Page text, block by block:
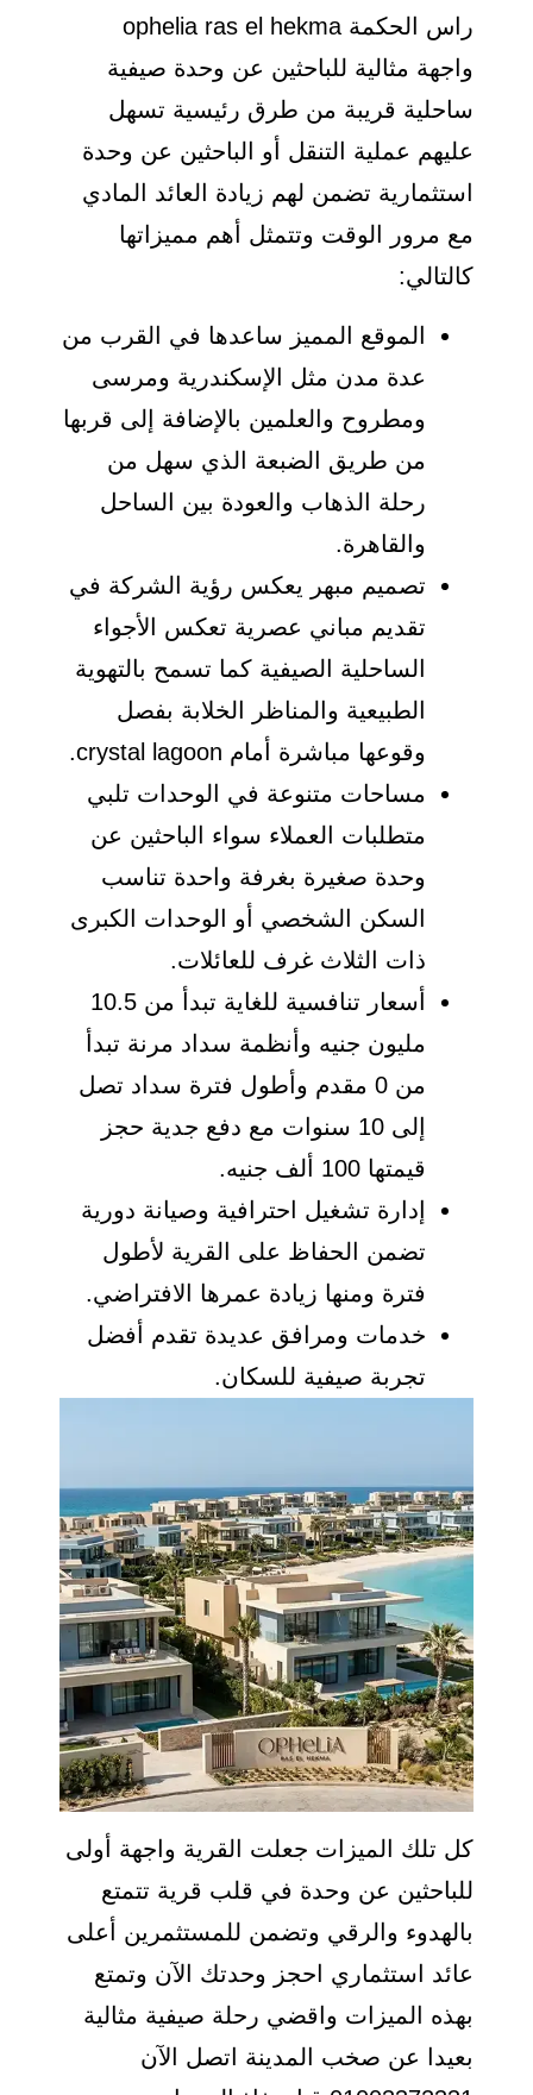
راس الحكمة ophelia ras el hekma
واجهة مثالية للباحثين عن وحدة صيفية
ساحلية قريبة من طرق رئيسية تسهل
عليهم عملية التنقل أو الباحثين عن وحدة
استثمارية تضمن لهم زيادة العائد المادي
مع مرور الوقت وتتمثل أهم مميزاتها
كالتالي:
الموقع المميز ساعدها في القرب من
عدة مدن مثل الإسكندرية ومرسى
ومطروح والعلمين بالإضافة إلى قربها
من طريق الضبعة الذي سهل من
رحلة الذهاب والعودة بين الساحل
والقاهرة.
تصميم مبهر يعكس رؤية الشركة في
تقديم مباني عصرية تعكس الأجواء
الساحلية الصيفية كما تسمح بالتهوية
الطبيعية والمناظر الخلابة بفصل
وقوعها مباشرة أمام crystal lagoon.
مساحات متنوعة في الوحدات تلبي
متطلبات العملاء سواء الباحثين عن
وحدة صغيرة بغرفة واحدة تناسب
السكن الشخصي أو الوحدات الكبرى
ذات الثلاث غرف للعائلات.
أسعار تنافسية للغاية تبدأ من 10.5
مليون جنيه وأنظمة سداد مرنة تبدأ
من 0 مقدم وأطول فترة سداد تصل
إلى 10 سنوات مع دفع جدية حجز
قيمتها 100 ألف جنيه.
إدارة تشغيل احترافية وصيانة دورية
تضمن الحفاظ على القرية لأطول
فترة ومنها زيادة عمرها الافتراضي.
خدمات ومرافق عديدة تقدم أفضل
تجربة صيفية للسكان.
كل تلك الميزات جعلت القرية واجهة أولى
للباحثين عن وحدة في قلب قرية تتمتع
بالهدوء والرقي وتضمن للمستثمرين أعلى
عائد استثماري احجز وحدتك الآن وتمتع
بهذه الميزات واقضي رحلة صيفية مثالية
بعيدا عن صخب المدينة اتصل الآن